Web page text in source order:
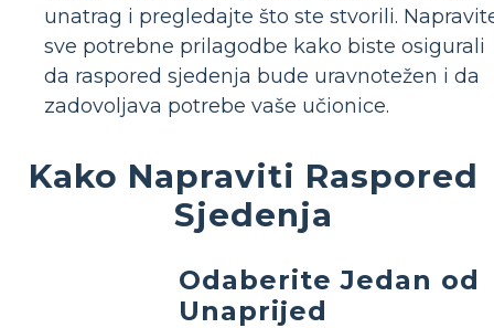
unatrag i pregledajte što ste stvorili.
sve potrebne prilagodbe kako biste osigurali
da raspored sjedenja bude uravnotežen i da
zadovoljava potrebe vaše učionice.
Kako Napraviti Raspored
Sjedenja
Odaberite Jedan od
Unaprijed